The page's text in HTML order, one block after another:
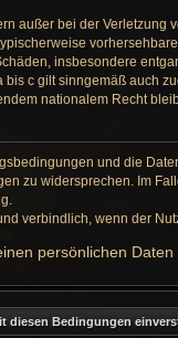
außer bei der
insbesondere
c gilt sinngemäß auch
nationalem Recht
und die
zu widersprechen. Im
verbindlich, wenn der
persönlichen